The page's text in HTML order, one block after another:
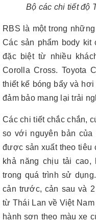
Bộ các chi tiết độ
RBS là một trong
Các sản phẩm body
đặc biệt từ nhiều
Corolla Cross. Toyota
thiết kế bóng bẩy và
đảm bảo mang lại trải
Các chi tiết chắc chắn,
so với nguyên bản của
được sản xuất theo tiêu
khả năng chịu tải
trong quá trình sử
cản trước, cản sau và
từ Thái Lan về Việt
hành sơn theo màu xe